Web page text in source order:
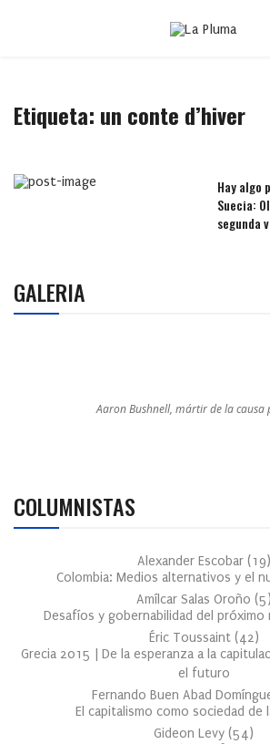
Etiqueta: un conte d’hiver
Hay algo
Suecia:
segunda
GALERIA
Aaron Bushnell, mártir de la causa
COLUMNISTAS
Alexander Escobar (19)
Colombia: Medios alternativos y el
Amílcar Salas Oroño (5)
Desafíos y gobernabilidad del próximo
Éric Toussaint (42)
Grecia 2015 | De la esperanza a la
el futuro
Fernando Buen Abad
El capitalismo como sociedad de
Gideon Levy (54)